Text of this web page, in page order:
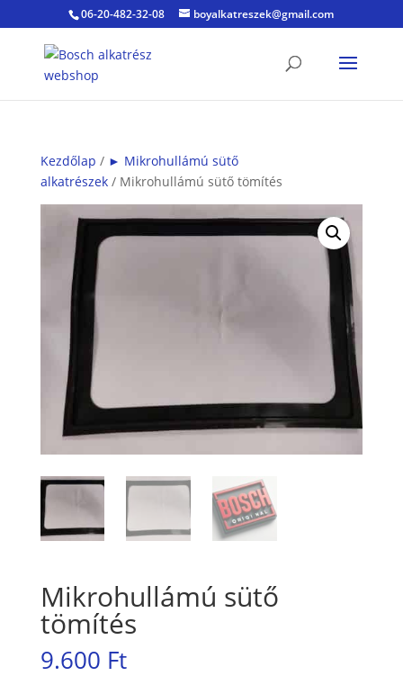
06-20-482-32-08 boyalkatreszek@gmail.com
Kezdőlap / ► Mikrohullámú sütő
alkatrészek/ Mikrohullámú sütő tömítés
Mikrohullámú sütő
tömítés
9.600 Ft